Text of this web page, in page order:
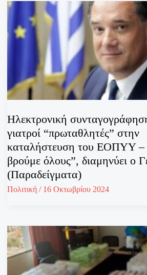
Ηλεκτρονική
γιατροί “πρωταθλητές” στην
καταλήστευση του ΕΟΠΥΥ
βρούμε όλους”, διαμηνύει ο
(Παραδείγματα)
Πολιτική / 16 Οκτωβρίου 2024